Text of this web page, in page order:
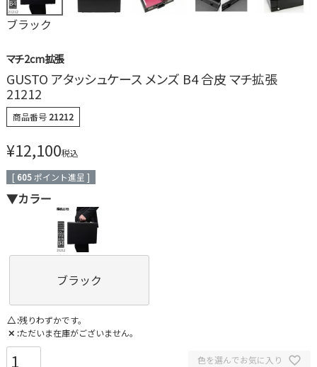
ブラック
マチ2cm拡張
GUSTO アタッシュケース メンズ B4 合皮 マチ拡張
21212
商品番号 21212
¥12,100税込
[ 605ポイント進呈 ]
▼カラー
ブラック
△ 残りわずかです。
✕ ただいま在庫がございません。
色を選んでお気に入り